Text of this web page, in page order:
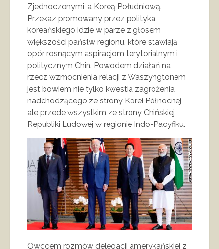
Zjednoczonymi, a Koreą Południową.
Przekaz promowany przez polityka
koreańskiego idzie w parze z głosem
większości państw regionu, które stawiają
opór rosnącym aspiracjom terytorialnym i
politycznym Chin. Powodem działań na
rzecz wzmocnienia relacji z Waszyngtonem
jest bowiem nie tylko kwestia zagrożenia
nadchodzącego ze strony Korei Północnej,
ale przede wszystkim ze strony Chińskiej
Republiki Ludowej w regionie Indo-Pacyfiku.
Owocem rozmów delegacji amerykańskiej z